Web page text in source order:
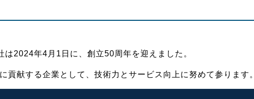
は2024年4月1日に、創立50周年を迎えました。
貢献する企業として、技術力とサービス向上に努めて参ります。